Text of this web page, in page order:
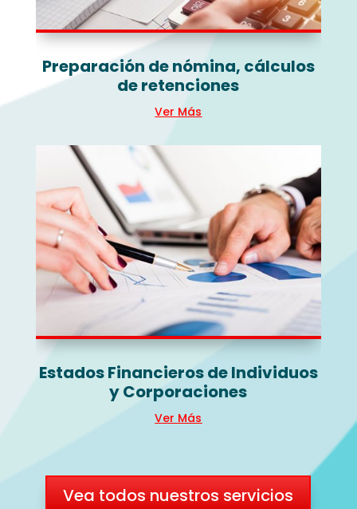
Preparación de nómina, cálculos
de retenciones
Ver Más
Estados Financieros de Individuos
y Corporaciones
Ver Más
Vea todos nuestros servicios